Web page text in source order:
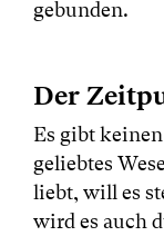
gebunden.
Der
Es gibt
geliebtes
liebt, will es
wird es auch